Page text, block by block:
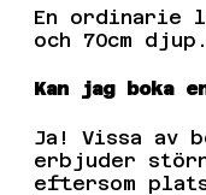
En ordinarie
och 70cm djup.
Kan jag boka
Ja! Vissa av
erbjuder
eftersom